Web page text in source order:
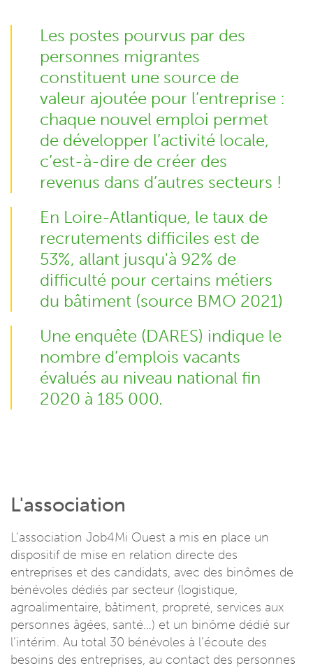
Les postes pourvus par des
personnes migrantes
constituent une source de
valeur ajoutée pour l’entreprise :
chaque nouvel emploi permet
de développer l’activité locale,
c’est-à-dire de créer des
revenus dans d’autres secteurs !
En Loire-Atlantique, le taux de
recrutements difficiles est de
53%, allant jusqu'à 92% de
difficulté pour certains métiers
du bâtiment (source BMO 2021)
Une enquête (DARES) indique le
nombre d’emplois vacants
évalués au niveau national fin
2020 à 185 000.
L'association
L’association Job4Mi Ouest a mis en place un
dispositif de mise en relation directe des
entreprises et des candidats, avec des binômes de
bénévoles dédiés par secteur (logistique,
agroalimentaire, bâtiment, propreté, services aux
personnes âgées, santé…) et un binôme dédié sur
l’intérim. Au total 30 bénévoles à l’écoute des
besoins des entreprises, au contact des personnes